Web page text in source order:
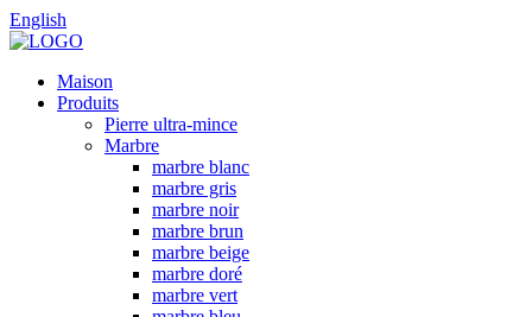
English
Maison
Produits
Pierre ultra-mince
Marbre
marbre blanc
marbre gris
marbre noir
marbre brun
marbre beige
marbre doré
marbre vert